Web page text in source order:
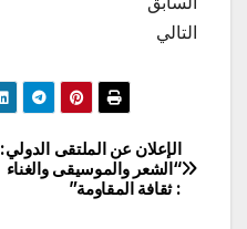
التالي
تصفّح
المقالات
الإعلان عن الملتقى الدولي:
“الشعر والموسيقى والغناء
: ثقافة المقاومة”